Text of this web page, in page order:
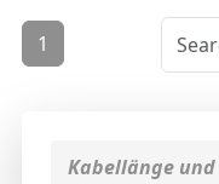
1
Kabellänge und